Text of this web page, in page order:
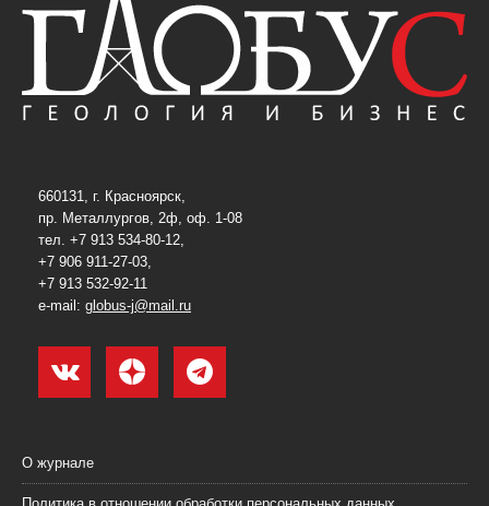
660131, г. Красноярск,
пр. Металлургов, 2ф, оф. 1-08
тел. +7 913 534-80-12,
+7 906 911-27-03,
+7 913 532-92-11
e-mail: globus-j@mail.ru
О журнале